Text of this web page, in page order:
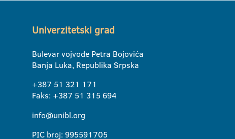
Univerzitetski grad
Bulevar vojvode Petra Bojovića
Banja Luka, Republika Srpska
+387 51 321 171
Faks: +387 51 315 694
info@unibl.org
PIC broj: 995591705